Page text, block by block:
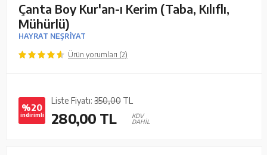
Çanta Boy Kur'an-ı Kerim (Taba, Kılıflı,
Mühürlü)
HAYRAT NEŞRİYAT
Ürün yorumları (2)
%20
indirimli
Liste Fiyatı: 350,00 TL
280,00 TL
KDV
DAHİL